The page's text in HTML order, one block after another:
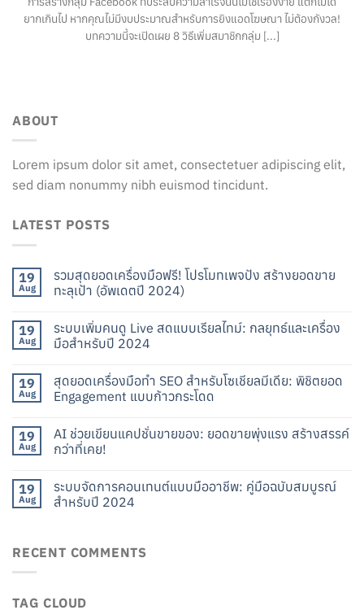
ยากเกินไป หากคุณไม่มีงบประมาณสำหรับการยิงแอดโฆษณา ไม่ต้องกังวล!
บทความนี้จะเปิดเผย 8 วิธีเพิ่มสมาชิกกลุ่ม [...]
ABOUT
Lorem ipsum dolor sit amet, consectetuer adipiscing elit,
sed diam nonummy nibh euismod tincidunt.
LATEST POSTS
19
Aug
รวมสุดยอดเครื่องมือฟรี! โปรโมทเพจปัง สร้างยอดขาย
ทะลุเป้า (อัพเดตปี 2024)
19
Aug
ระบบเพิ่มคนดู Live สดแบบเรียลไทม์: กลยุทธ์และเครื่อง
มือสำหรับปี 2024
19
Aug
สุดยอดเครื่องมือทำ SEO สำหรับโซเชียลมีเดีย: พิชิตยอด
Engagement แบบก้าวกระโดด
19
Aug
AI ช่วยเขียนแคปชั่นขายของ: ยอดขายพุ่งแรง สร้างสรรค์
กว่าที่เคย!
19
Aug
ระบบจัดการคอนเทนต์แบบมืออาชีพ: คู่มือฉบับสมบูรณ์
สำหรับปี 2024
RECENT COMMENTS
TAG CLOUD